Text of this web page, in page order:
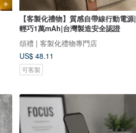
【客製化禮物】質感自帶線行動電源|
輕巧1萬mAh|台灣製造安全認證
頌禮 | 客製化禮物專門店
US$ 48.11
可客製